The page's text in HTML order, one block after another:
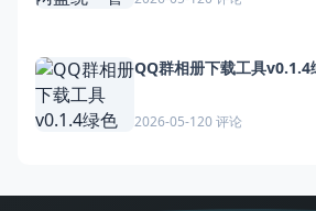
QQ群相册下载工具v0.1.4
2026-05-120 评论